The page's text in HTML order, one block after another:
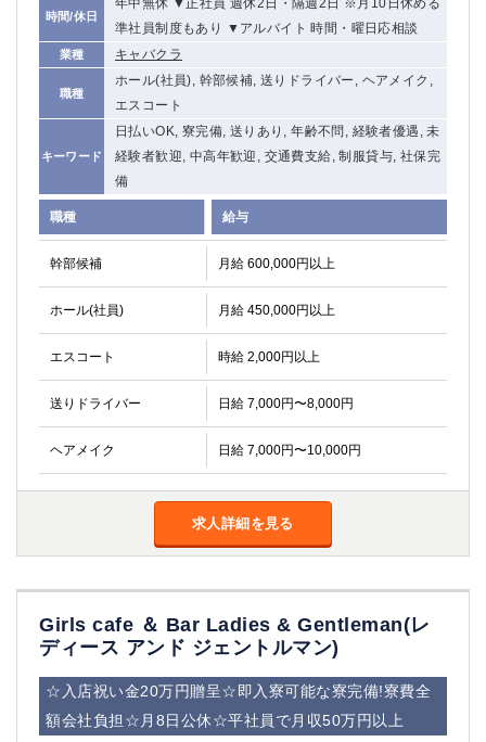
時間/休日
年中無休 ▼正社員 週休2日・隔週2日 ※月10日休める
準社員制度もあり ▼アルバイト 時間・曜日応相談
業種 キャバクラ
職種
ホール(社員), 幹部候補, 送りドライバー, ヘアメイク,
エスコート
キーワード
日払いOK, 寮完備, 送りあり, 年齢不問, 経験者優遇, 未
経験者歓迎, 中高年歓迎, 交通費支給, 制服貸与, 社保完
備
職種 給与
幹部候補 月給 600,000円以上
ホール(社員) 月給 450,000円以上
エスコート 時給 2,000円以上
送りドライバー 日給 7,000円〜8,000円
ヘアメイク 日給 7,000円〜10,000円
求人詳細を見る
Girls cafe ＆ Bar Ladies & Gentleman(レ
ディース アンド ジェントルマン)
☆入店祝い金20万円贈呈☆即入寮可能な寮完備!寮費全
額会社負担☆月8日公休☆平社員で月収50万円以上